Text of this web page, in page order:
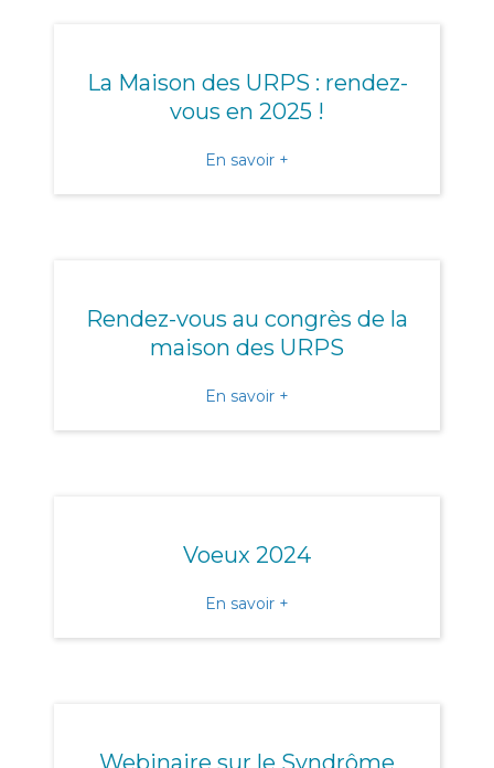
La Maison des URPS : rendez-
vous en 2025 !
En savoir +
Rendez-vous au congrès de la
maison des URPS
En savoir +
Voeux 2024
En savoir +